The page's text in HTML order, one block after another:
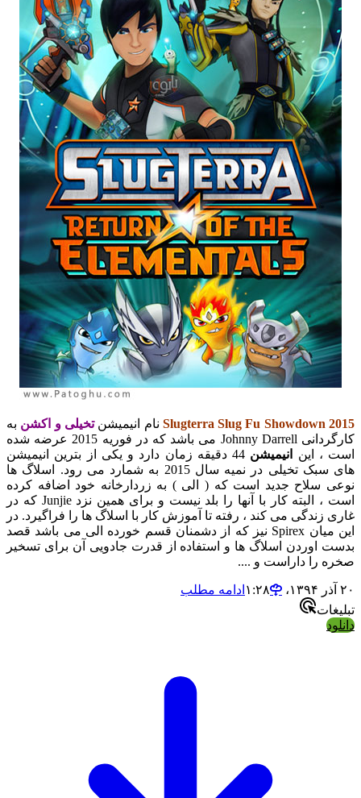
Slugterra Slug Fu Showdown 2015 نام انیمیشنتخیلی و اکشن به
کارگردانی Johnny Darrell می باشد که در فوریه 2015 عرضه شده
است ، این
انیمیشن
44 دقیقه زمان دارد و یکی از بترین انیمیشن
های سبک تخیلی در نمیه سال 2015 به شمارد می رود. اسلاگ ها
نوعی سلاح جدید است که ( الی ) به زردارخانه خود اضافه کرده
است ، البته کار با آنها را بلد نیست و برای همین نزد Junjie که در
غاری زندگی می کند ، رفته تا آموزش کار با اسلاگ ها را فراگیرد. در
این میان Spirex نیز که از دشمنان قسم خورده الی می باشد قصد
بدست اوردن اسلاگ ها و استفاده از قدرت جادویی آن برای تسخیر
صخره را داراست و ....
۲۰ آذر ۱۳۹۴،‏ ۱:۲۸
ادامه مطلب
تبلیغات
دانلود